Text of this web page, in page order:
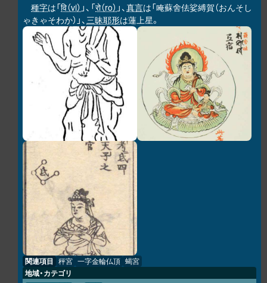
種字は「वि（vi） 」、「रो（ro） 」、真言は「唵蘇舍佉娑縛賀（おんそし
ゃきゃそわか）」、三昧耶形は蓮上星。
関連項目 秤宮 一字金輪仏頂 蝎宮
地域・カテゴリ